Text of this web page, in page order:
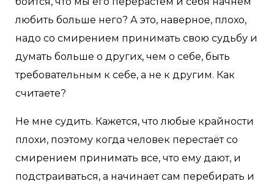
любить больше него? А это, наверное, плохо,
надо со смирением принимать свою судьбу и
думать больше о других, чем о себе, быть
требовательным к себе, а не к другим. Как
считаете?
Не мне судить. Кажется, что любые крайности
плохи, поэтому когда человек перестаёт со
смирением принимать все, что ему дают, и
подстраиваться, а начинает сам перебирать и